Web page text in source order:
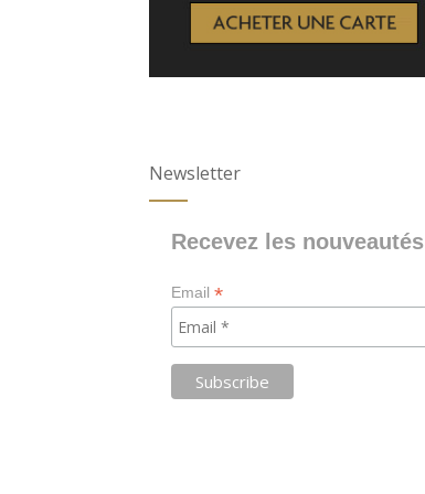
Newsletter
Recevez les nouveautés
Email*